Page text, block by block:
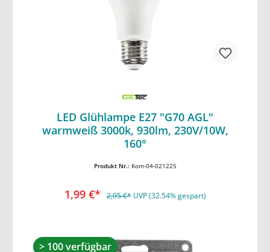
LED Glühlampe E27 "G70 AGL"
warmweiß 3000k, 930lm, 230V/10W,
160°
Produkt Nr.: Kom-04-021225
1,99 €* 2,95 €* UVP (32.54% gespart)
In den Warenkorb
> 100 verfügbar